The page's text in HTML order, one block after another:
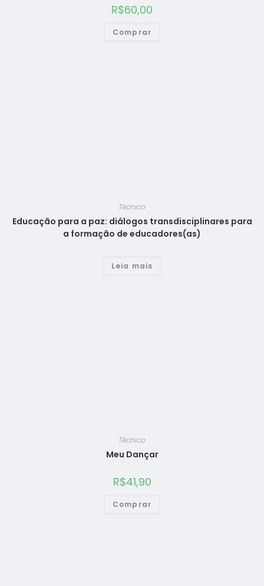
R$60,00
Comprar
Técnico
Educação para a paz: diálogos transdisciplinares para
a formação de educadores(as)
Leia mais
Técnico
Meu Dançar
R$41,90
Comprar